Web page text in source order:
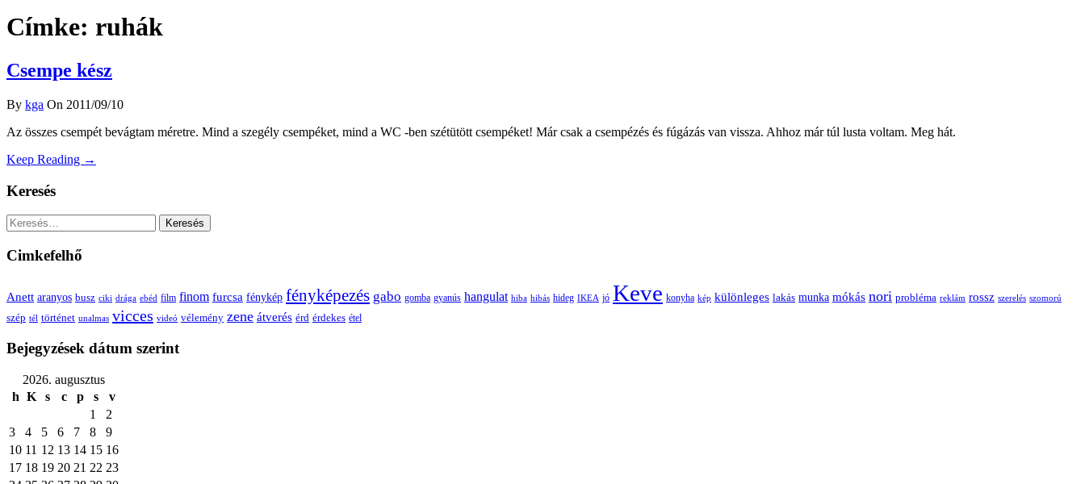
Címke: ruhák
Csempe kész
By kga On 2011/09/10
Az összes csempét bevágtam méretre. Mind a szegély csempéket, mind a WC -ben szétütött csempéket! Már csak a csempézés és fúgázás van vissza. Ahhoz már túl lusta voltam. Meg hát.
Keep Reading →
Keresés
Keresés:
Cimkefelhő
Anett aranyos busz ciki drága ebéd film finom furcsa fénykép fényképezés gabo gomba gyanús hangulat hiba hibás hideg IKEA jó Keve konyha kép különleges lakás munka mókás nori probléma reklám rossz szerelés szomorú
szép tél történet unalmas vicces videó vélemény zene átverés érd érdekes étel
Bejegyzések dátum szerint
2026. augusztus
h K s c p s
v
1
2
3
4 5 6 7 8
9
10 11 12 13 14 15 16
17 18 19 20 21 22 23